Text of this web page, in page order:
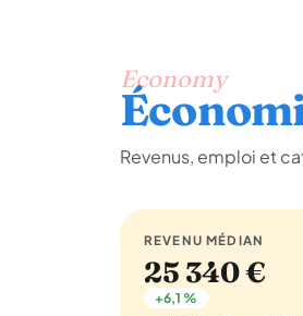
Economy
Revenus, emploi et
REVENU MÉDIAN
25 340 €
+6,1 %